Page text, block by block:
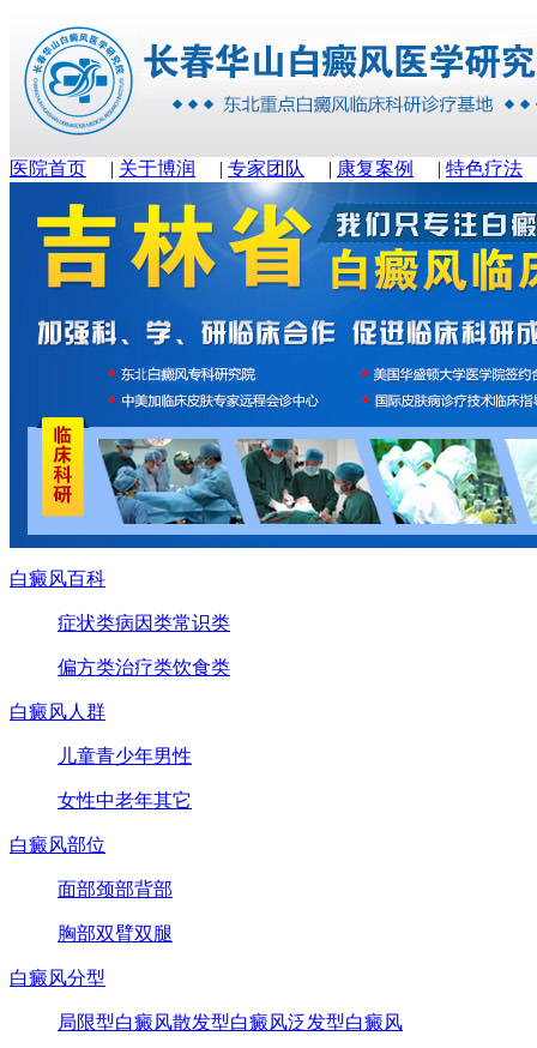
医院首页 | 关于博润 | 专家团队 | 康复案例 | 特色疗法
白癜风百科
症状类病因类常识类
偏方类治疗类饮食类
白癜风人群
儿童青少年男性
女性中老年其它
白癜风部位
面部颈部背部
胸部双臂双腿
白癜风分型
局限型白癜风散发型白癜风泛发型白癜风